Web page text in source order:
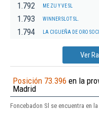
1.792 ME ZU Y VE SL
1.793 WINNER SLOT SL.
1.794 LA CIGUEÑA DE ORO
Ver
Posición 73.396 en la
Madrid
Foncebadon Sl se encuentra en